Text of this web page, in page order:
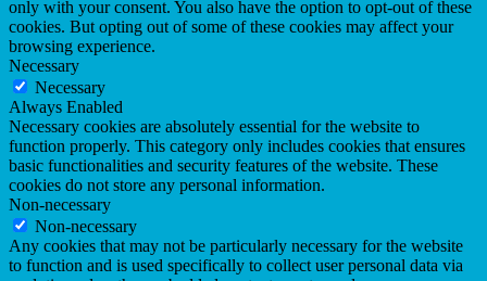
only with your consent. You also have the option to opt-out of these
cookies. But opting out of some of these cookies may affect your
browsing experience.
Necessary
Necessary
Always Enabled
Necessary cookies are absolutely essential for the website to
function properly. This category only includes cookies that ensures
basic functionalities and security features of the website. These
cookies do not store any personal information.
Non-necessary
Non-necessary
Any cookies that may not be particularly necessary for the website
to function and is used specifically to collect user personal data via